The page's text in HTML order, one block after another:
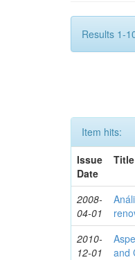
Results 1-
Item hits:
Issue
Date
Title
2008-
04-01
2010-
12-01
and